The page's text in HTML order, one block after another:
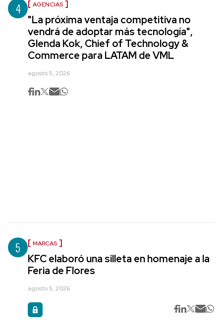
4 AGENCIAS
"La próxima ventaja competitiva no
vendrá de adoptar más tecnología",
Glenda Kok, Chief of Technology &
Commerce para LATAM de VML
agosto 5, 2026
5 MARCAS
KFC elaboró una silleta en homenaje a la
Feria de Flores
agosto 5, 2026